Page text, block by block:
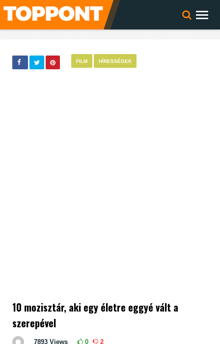
FILM HÍRESSÉGEK
10 mozisztár, aki egy életre eggyé vált a
szerepével
7893 Views 0 2